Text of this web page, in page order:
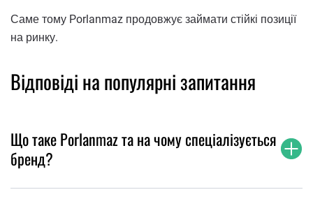
Саме тому Porlanmaz продовжує займати стійкі позиції
на ринку.
Відповіді на популярні запитання
Що таке Porlanmaz та на чому спеціалізується
бренд?